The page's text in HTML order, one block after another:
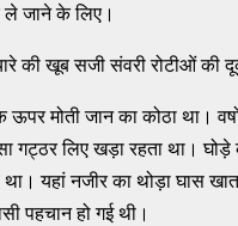
ले जाने के लिए।
की खूब सजी संवरी रोटीओं की
मोती जान का कोठा था।
गट्ठर लिए खड़ा रहता था।
था। यहां नजीर का थोड़ा घास
पहचान हो गई थी।